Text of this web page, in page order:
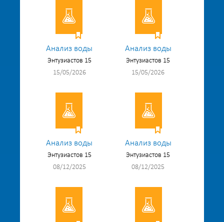
Анализ воды
Энтузиастов 15
15/05/2026
Анализ воды
Энтузиастов 15
15/05/2026
Анализ воды
Энтузиастов 15
08/12/2025
Анализ воды
Энтузиастов 15
08/12/2025